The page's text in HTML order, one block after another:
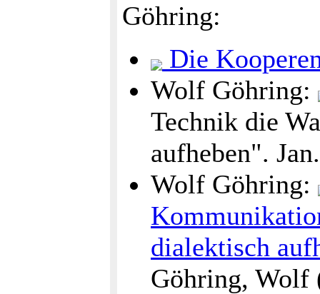
Göhring:
Die
Wolf Göhring:
Technik die
aufheben".
Wolf Göhring:
dialektisch
Göhring, Wolf